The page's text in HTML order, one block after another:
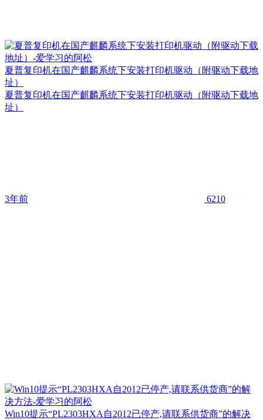
夏普复印机在国产麒麟系统下安装打印机驱动（附驱动下载地
址）
夏普复印机在国产麒麟系统下安装打印机驱动（附驱动下载地
址）
3年前 6210
Win10提示“PL2303HXA自2012已停产,请联系供货商”的解决